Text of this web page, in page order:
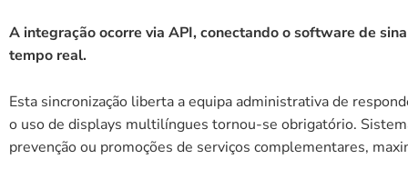
A integração ocorre via API, conectando o software de
tempo real.
Esta sincronização liberta a equipa administrativa de
o uso de displays multilíngues tornou-se obrigatório.
prevenção ou promoções de serviços complementares,